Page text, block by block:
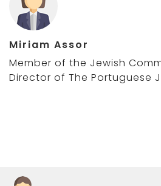
Miriam Assor
Member of the Jewish
Director of The Portuguese